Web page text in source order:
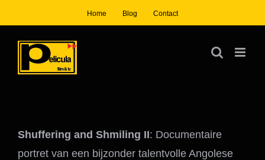
naar
inhoud
Home Blog Contact
Shuffering and Shmiling II: Documentaire
portret van een bijzonder talentvolle Angolese